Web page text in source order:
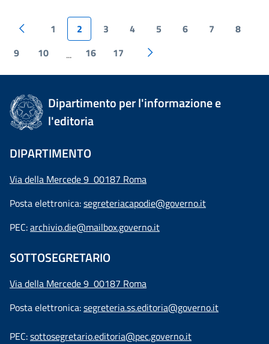
1 2 3 4 5 6 7
8
9
10 ... 16 17
Dipartimento per l'informazione e
l'editoria
DIPARTIMENTO
Via della Mercede 9 00187 Roma
Posta elettronica:segreteriacapodie@governo.it
PEC:archivio.die@mailbox.governo.it
SOTTOSEGRETARIO
Via della Mercede 9 00187 Roma
Posta elettronica:segreteria.ss.editoria@governo.it
PEC:sottosegretario.editoria@pec.governo.it